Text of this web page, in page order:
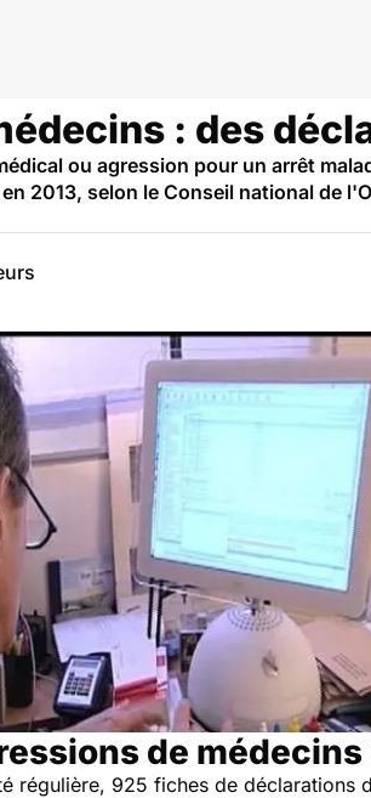
: des
ou agression pour un arrêt
2013, selon le Conseil national de
de médecins
régulière, 925 fiches de